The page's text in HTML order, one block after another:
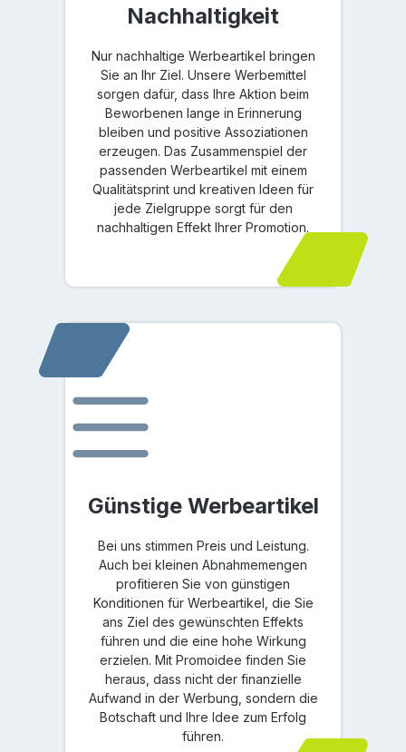
Nachhaltigkeit
Nur nachhaltige Werbeartikel bringen
Sie an Ihr Ziel. Unsere Werbemittel
sorgen dafür, dass Ihre Aktion beim
Beworbenen lange in Erinnerung
bleiben und positive Assoziationen
erzeugen. Das Zusammenspiel der
passenden Werbeartikel mit einem
Qualitätsprint und kreativen Ideen für
jede Zielgruppe sorgt für den
nachhaltigen Effekt Ihrer Promotion.
Günstige Werbeartikel
Bei uns stimmen Preis und Leistung.
Auch bei kleinen Abnahmemengen
profitieren Sie von günstigen
Konditionen für Werbeartikel, die Sie
ans Ziel des gewünschten Effekts
führen und die eine hohe Wirkung
erzielen. Mit Promoidee finden Sie
heraus, dass nicht der finanzielle
Aufwand in der Werbung, sondern die
Botschaft und Ihre Idee zum Erfolg
führen.